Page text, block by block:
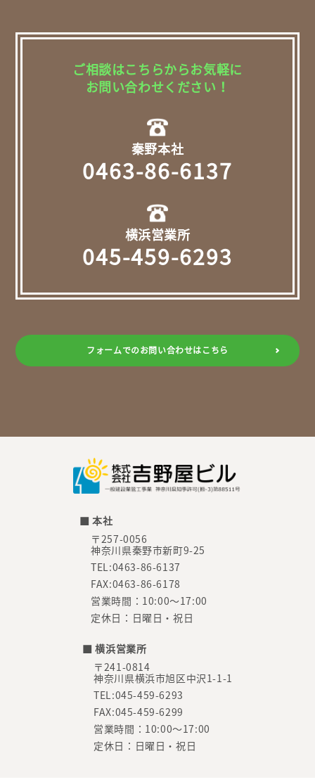
ご相談はこちらからお気軽に
お問い合わせください！
秦野本社
0463-86-6137
横浜営業所
045-459-6293
フォームでのお問い合わせはこちら
■ 本社
〒257-0056
神奈川県秦野市新町9-25
TEL:0463-86-6137
FAX:0463-86-6178
営業時間：10:00～17:00
定休日：日曜日・祝日
■ 横浜営業所
〒241-0814
神奈川県横浜市旭区中沢1-1-1
TEL:045-459-6293
FAX:045-459-6299
営業時間：10:00～17:00
定休日：日曜日・祝日